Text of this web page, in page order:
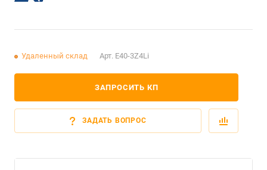
Удаленный склад Арт. E40-3Z4Li
ЗАПРОСИТЬ КП
ЗАДАТЬ ВОПРОС